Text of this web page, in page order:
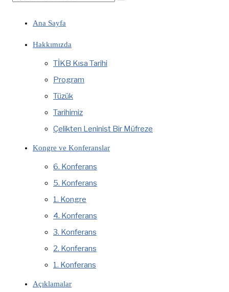
Ana Sayfa
Hakkımızda
TİKB Kısa Tarihi
Program
Tüzük
Tarihimiz
Çelikten Leninist Bir Müfreze
Kongre ve Konferanslar
6. Konferans
5. Konferans
1. Kongre
4. Konferans
3. Konferans
2. Konferans
1. Konferans
Açıklamalar